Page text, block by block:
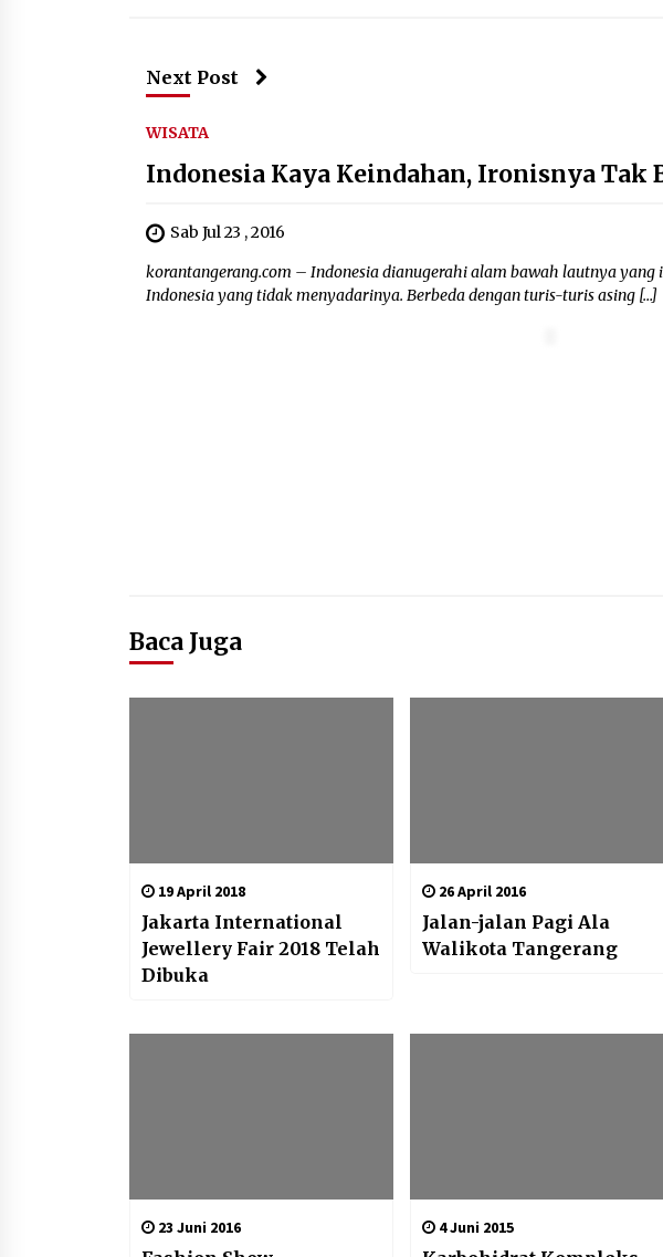
Next Post
WISATA
Indonesia Kaya Keindahan, Ironisnya Tak
Sab Jul 23 , 2016
korantangerang.com – Indonesia dianugerahi alam bawah lautnya
Indonesia yang tidak menyadarinya. Berbeda dengan turis-turis asing […]
Baca Juga
19 April 2018
Jakarta International
Jewellery Fair 2018 Telah
Dibuka
26 April 2016
Jalan-jalan Pagi Ala
Walikota Tangerang
23 Juni 2016 4 Juni 2015